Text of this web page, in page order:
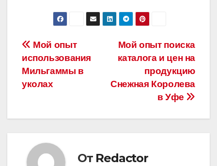
Навигация
по
записям
Мой опыт поиска
каталога и цен на
продукцию
Снежная Королева
в Уфе
Мой опыт
использования
Мильгаммы в
уколах
От Redactor